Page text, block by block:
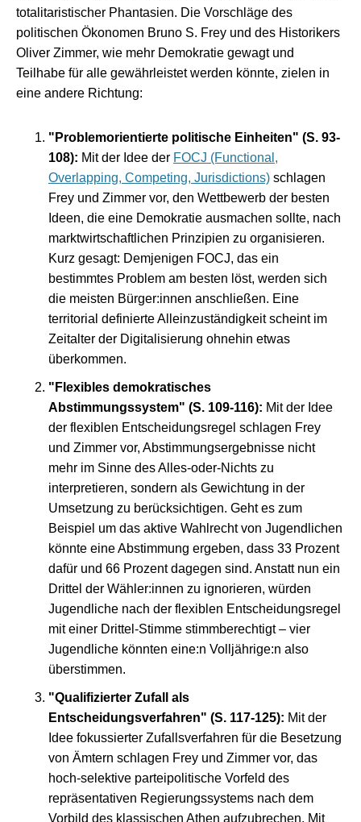
totalitaristischer Phantasien. Die Vorschläge des
politischen Ökonomen Bruno S. Frey und des Historikers
Oliver Zimmer, wie mehr Demokratie gewagt und
Teilhabe für alle gewährleistet werden könnte, zielen in
eine andere Richtung:
"Problemorientierte politische Einheiten" (S. 93-
108): Mit der Idee der FOCJ (Functional,
Overlapping, Competing, Jurisdictions) schlagen
Frey und Zimmer vor, den Wettbewerb der besten
Ideen, die eine Demokratie ausmachen sollte, nach
marktwirtschaftlichen Prinzipien zu organisieren.
Kurz gesagt: Demjenigen FOCJ, das ein
bestimmtes Problem am besten löst, werden sich
die meisten Bürger:innen anschließen. Eine
territorial definierte Alleinzuständigkeit scheint im
Zeitalter der Digitalisierung ohnehin etwas
überkommen.
"Flexibles demokratisches
Abstimmungssystem" (S. 109-116): Mit der Idee
der flexiblen Entscheidungsregel schlagen Frey
und Zimmer vor, Abstimmungsergebnisse nicht
mehr im Sinne des Alles-oder-Nichts zu
interpretieren, sondern als Gewichtung in der
Umsetzung zu berücksichtigen. Geht es zum
Beispiel um das aktive Wahlrecht von Jugendlichen
könnte eine Abstimmung ergeben, dass 33 Prozent
dafür und 66 Prozent dagegen sind. Anstatt nun ein
Drittel der Wähler:innen zu ignorieren, würden
Jugendliche nach der flexiblen Entscheidungsregel
mit einer Drittel-Stimme stimmberechtigt– vier
Jugendliche könnten eine:n Volljährige:n also
überstimmen.
"Qualifizierter Zufall als
Entscheidungsverfahren" (S. 117-125): Mit der
Idee fokussierter Zufallsverfahren für die Besetzung
von Ämtern schlagen Frey und Zimmer vor, das
hoch-selektive parteipolitische Vorfeld des
repräsentativen Regierungssystems nach dem
Vorbild des klassischen Athen aufzubrechen. Mit